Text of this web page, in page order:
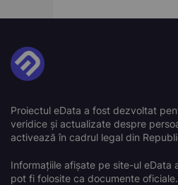
Proiectul eData a fost dezvoltat
veridice și actualizate despre
activează în cadrul legal din
Informațiile afișate pe site-ul eData
pot fi folosite ca documente